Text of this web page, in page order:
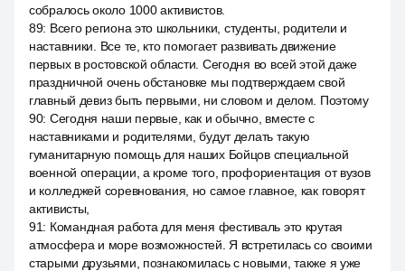
собралось около 1000 активистов.
89: Всего региона это школьники, студенты, родители и
наставники. Все те, кто помогает развивать движение
первых в ростовской области. Сегодня во всей этой даже
праздничной очень обстановке мы подтверждаем свой
главный девиз быть первыми, ни словом и делом. Поэтому
90: Сегодня наши первые, как и обычно, вместе с
наставниками и родителями, будут делать такую
гуманитарную помощь для наших Бойцов специальной
военной операции, а кроме того, профориентация от вузов
и колледжей соревнования, но самое главное, как говорят
активисты,
91: Командная работа для меня фестиваль это крутая
атмосфера и море возможностей. Я встретилась со своими
старыми друзьями, познакомилась с новыми, также я уже